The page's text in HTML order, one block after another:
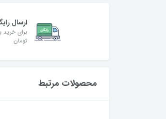
ارسال
تومان
محصولات مرتبط